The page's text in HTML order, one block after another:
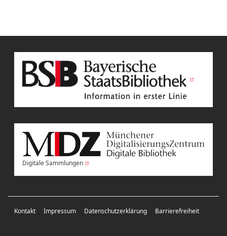
Digitale Sammlungen
Kontakt Impressum Datenschutzerklärung Barrierefreiheit